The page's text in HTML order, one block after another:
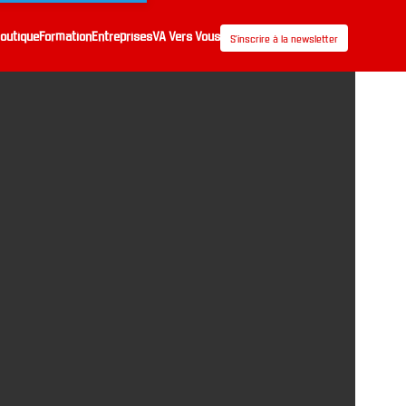
FormationEntreprisesVA Vers Vous S’inscrire à la newsletter